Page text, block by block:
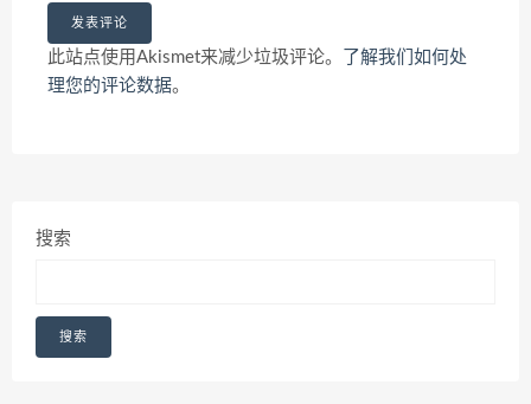
此站点使用Akismet来减少垃圾评论。
了解我们如何处
理您的评论数据。
搜索
搜索